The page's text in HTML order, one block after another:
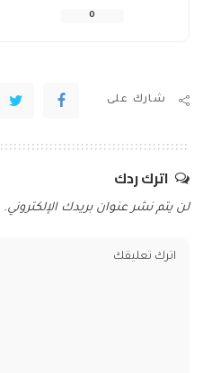
0
شارك على
اترك ردك
لن يتم نشر عنوان بريدك الإلكتروني.